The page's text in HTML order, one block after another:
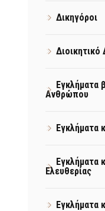
Δικηγόροι
Διοικητικό
Εγκλήματα
Ανθρώπου
Εγκλήματα
Εγκλήματα
Ελευθερίας
Εγκλήματα